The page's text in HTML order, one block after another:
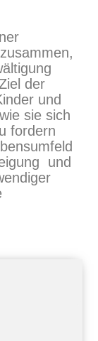
der
und
sie sich
fordern
und